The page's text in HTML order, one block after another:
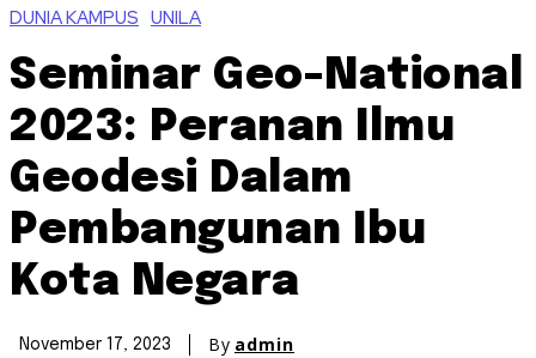
DUNIA KAMPUS UNILA
Seminar Geo-National
2023: Peranan Ilmu
Geodesi Dalam
Pembangunan Ibu
Kota Negara
November 17, 2023 By admin